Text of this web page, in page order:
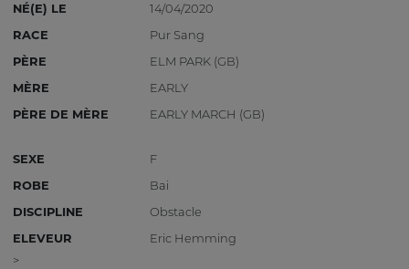
NÉ(E) LE
14/04/2020
RACE
Pur Sang
PÈRE
ELM PARK (GB)
MÈRE
EARLY
PÈRE DE MÈRE
EARLY MARCH (GB)
SEXE
F
ROBE
Bai
DISCIPLINE
Obstacle
ELEVEUR
Eric Hemming
>